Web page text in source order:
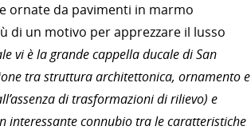
ornate da pavimenti in marmo
di un motivo per apprezzare il lusso
vi è la grande cappella ducale di San
tra struttura architettonica, ornamento e
di trasformazioni di rilievo) e
interessante connubio tra le caratteristiche